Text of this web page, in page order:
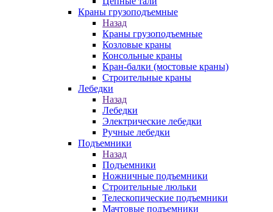
Краны грузоподъемные
Назад
Краны грузоподъемные
Козловые краны
Консольные краны
Кран-балки (мостовые краны)
Строительные краны
Лебедки
Назад
Лебедки
Электрические лебедки
Ручные лебедки
Подъемники
Назад
Подъемники
Ножничные подъемники
Строительные люльки
Телескопические подъемники
Мачтовые подъемники